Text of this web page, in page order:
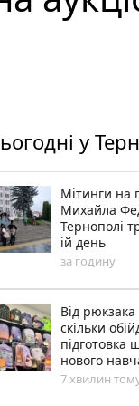
у
Мітинги на
Михайла
Тернополі
ій день
за годину
Від
скільки
підготовка
нового
7 хвилин